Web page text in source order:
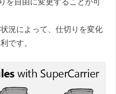
を自由に変更することが可
況によって、仕切りを変化
です。